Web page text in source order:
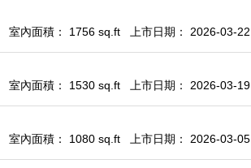
室內面積： 1756 sq.ft 上市日期： 2026-03-22
室內面積： 1530 sq.ft 上市日期： 2026-03-19
室內面積： 1080 sq.ft 上市日期： 2026-03-05